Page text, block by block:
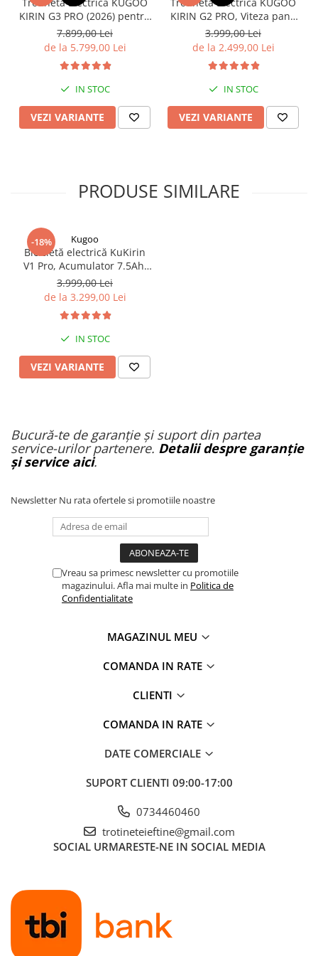
Unelte & truse
Adezivi & pastă termoconductoare
Rulouri de nichel
Șuruburi / kituri prindere
Publicitate & elemente expo
KIRIN G3 PRO (2026) pentru
Teren Accidentat (Off-Road
Electric Scooter) - Motor
Dual 2x1200W, Autonomie
de 80km, Viteză Până la
65km/h, Baterie 52V 23.2Ah
7.899,00 Lei
de la 5.799,00 Lei
IN STOC
VEZI VARIANTE
KIRIN G2 PRO, Viteza pana
la 45km/h, Autonomie
55Km, Motor 600W, 48V
15Ah
3.999,00 Lei
de la 2.499,00 Lei
IN STOC
VEZI VARIANTE
PRODUSE SIMILARE
-18% Kugoo
Bicicletă electrică KuKirin
V1 Pro, Acumulator 7.5Ah,
Anvelope de 20 inch, Viteză
maximă de 45 km/h.
3.999,00 Lei
de la 3.299,00 Lei
IN STOC
VEZI VARIANTE
Bucură-te de garanție și suport din partea
service-urilor partenere. Detalii despre garanție
și service aici.
Newsletter Nu rata ofertele si promotiile noastre
Vreau sa primesc newsletter cu promotiile
magazinului. Afla mai multe in Politica de
Confidentialitate
MAGAZINUL MEU
COMANDA IN RATE
CLIENTI
COMANDA IN RATE
DATE COMERCIALE
SUPORT CLIENTI 09:00-17:00
0734460460
trotineteieftine@gmail.com
SOCIAL URMARESTE-NE IN SOCIAL MEDIA